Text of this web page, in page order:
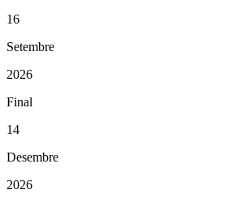
16
Setembre
2026
Final
14
Desembre
2026